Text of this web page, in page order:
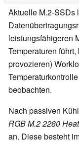
Aktuelle M.2-SSDs
leistungsfähigeren
Temperaturen
provozieren)
beobachten.
Nach passiven
RGB M.2 2280
an. Diese besteht